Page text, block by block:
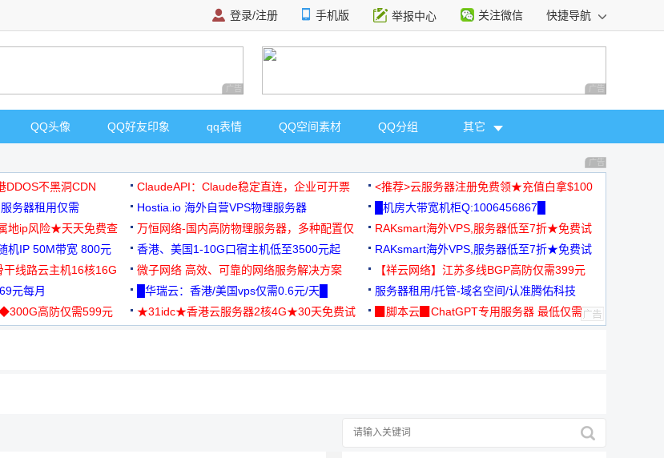
登录/注册 手机版 举报中心 关注微信 快捷导航
广告 商业广告，理性选择 广告 商业广告，理
QQ头像 QQ好友印象 qq表情 QQ空间素材 QQ分组 其它
广告 商业广告，理
DDOS不黑洞CDN ClaudeAPI：Claude稳定直连，企业可开票
<推荐>云服务器注册免费领★充值白拿$100
务器租用仅需
Hostia.io 海外自营VPS物理服务器
█机房大带宽机柜Q:1006456867█
地ip风险★天天免费查
万恒网络-国内高防物理服务器，多种配置仅
99元/月起
RAKsmart海外VPS,服务器低至7折★免费试
用★
机IP 50M带宽 800元 香港、美国1-10G口宿主机低至3500元起
RAKsmart海外VPS,服务器低至7折★免费试
用★
线路云主机16核16G
微子网络 高效、可靠的网络服务解决方案
【祥云网络】江苏多线BGP高防仅需399元
元每月 █华瑞云：香港/美国vps仅需0.6元/天█
服务器租用/托管-域名空间/认准腾佑科技
高防仅需599元
★31idc★香港云服务器2核4G★30天免费试
▉脚本云▉ChatGPT专用服务器 最低仅需